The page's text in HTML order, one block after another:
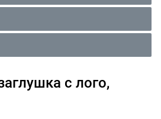
с лого,